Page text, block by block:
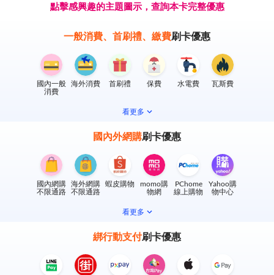
點擊感興趣的主題圖示，查詢本卡完整優惠
一般消費、首刷禮、繳費刷卡優惠
國內一般
消費
海外消費 首刷禮 保費 水電費 瓦斯費
看更多
國內外網購刷卡優惠
國內網購
不限通路
海外網購
不限通路
蝦皮購物
momo購
物網
PChome
線上購物
Yahoo購
物中心
看更多
綁行動支付刷卡優惠